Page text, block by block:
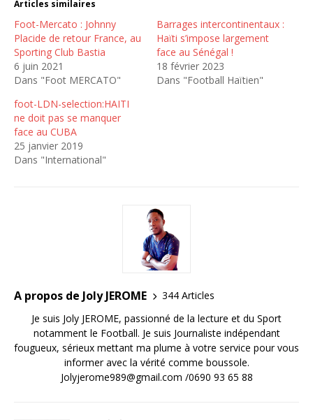
Articles similaires
Foot-Mercato : Johnny
Placide de retour France, au
Sporting Club Bastia
6 juin 2021
Dans "Foot MERCATO"
Barrages intercontinentaux :
Haïti s’impose largement
face au Sénégal !
18 février 2023
Dans "Football Haïtien"
foot-LDN-selection:HAITI
ne doit pas se manquer
face au CUBA
25 janvier 2019
Dans "International"
A propos de Joly JEROME
344 Articles
Je suis Joly JEROME, passionné de la lecture et du Sport
notamment le Football. Je suis Journaliste indépendant
fougueux, sérieux mettant ma plume à votre service pour vous
informer avec la vérité comme boussole.
Jolyjerome989@gmail.com /0690 93 65 88